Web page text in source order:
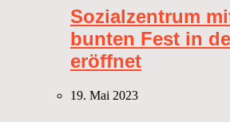
Sozialzentrum
bunten Fest in
eröffnet
19. Mai 2023